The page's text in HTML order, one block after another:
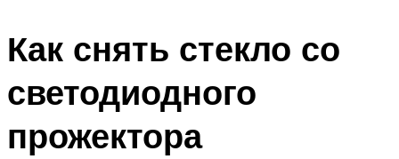
Как снять стекло со
светодиодного
прожектора